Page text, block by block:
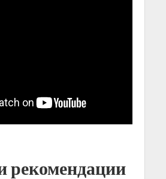
рекомендации